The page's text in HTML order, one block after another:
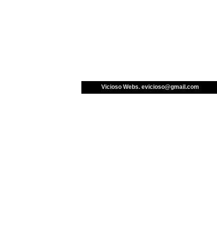
Vicioso Webs. evicioso@gmail.com